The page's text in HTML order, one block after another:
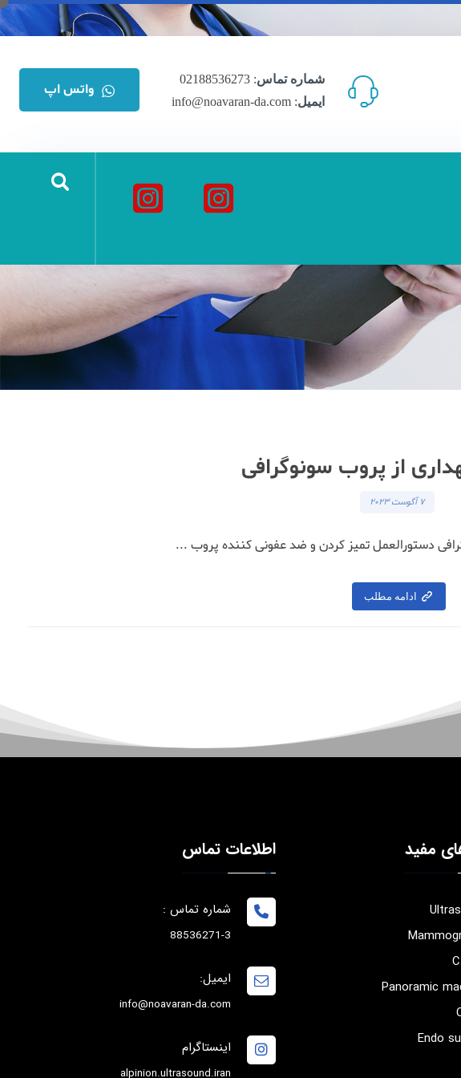
واتس اپ
شماره تماس: 02188536273
ایمیل: info@noavaran-da.com
از پروب سونوگرافی
7 آگوست 2023
دستورالعمل تمیز کردن و ضد عفونی کننده پروب ...
ادامه مطلب
مفید
Panoramic
Endo
اطلاعات تماس
شماره تماس :
88536271-3
ایمیل:
info@noavaran-da.com
اینستاگرام
alpinion.ultrasound.iran